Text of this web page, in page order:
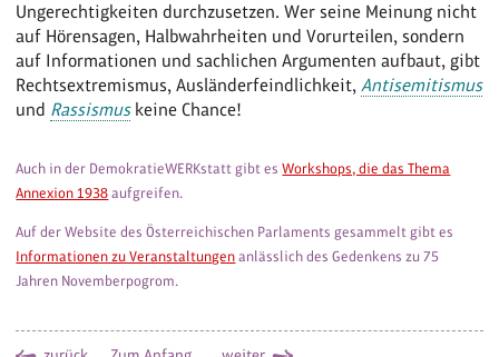
Ungerechtigkeiten durchzusetzen. Wer seine Meinung nicht
auf Hörensagen, Halbwahrheiten und Vorurteilen, sondern
auf Informationen und sachlichen Argumenten aufbaut, gibt
Rechtsextremismus, Ausländerfeindlichkeit,Antisemitismus
und Rassismuskeine Chance!
Auch in der DemokratieWERKstatt gibt esWorkshops, die das Thema
Annexion 1938 aufgreifen.
Auf der Website des Österreichischen Parlaments gesammelt gibt es
Informationen zu Veranstaltungen anlässlich des Gedenkens zu 75
Jahren Novemberpogrom.